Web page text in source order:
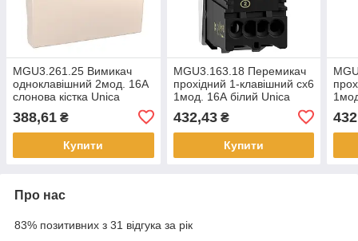
MGU3.261.25 Вимикач
одноклавішний 2мод. 16А
слонова кістка Unica
388,61 ₴
Купити
MGU3.163.18 Перемикач
прохідний 1-клавішний сх6
1мод. 16А білий Unica
432,43₴
Купити
Про нас
83% позитивних з 31 відгука за рік